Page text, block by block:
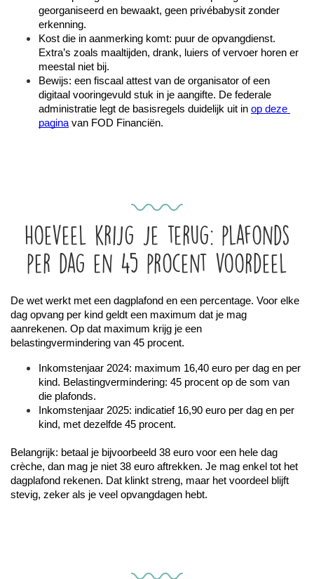
georganiseerd en bewaakt, geen privébabysit zonder
erkenning.
Kost die in aanmerking komt: puur de opvangdienst.
Extra’s zoals maaltijden, drank, luiers of vervoer horen er
meestal niet bij.
Bewijs: een fiscaal attest van de organisator of een
digitaal vooringevuld stuk in je aangifte. De federale
administratie legt de basisregels duidelijk uit in op deze
pagina van FOD Financiën.
Hoeveel krijg je terug: plafonds
per dag en 45 procent voordeel
De wet werkt met een dagplafond en een percentage. Voor elke
dag opvang per kind geldt een maximum dat je mag
aanrekenen. Op dat maximum krijg je een
belastingvermindering van 45 procent.
Inkomstenjaar 2024: maximum 16,40 euro per dag en per
kind. Belastingvermindering: 45 procent op de som van
die plafonds.
Inkomstenjaar 2025: indicatief 16,90 euro per dag en per
kind, met dezelfde 45 procent.
Belangrijk: betaal je bijvoorbeeld 38 euro voor een hele dag
crèche, dan mag je niet 38 euro aftrekken. Je mag enkel tot het
dagplafond rekenen. Dat klinkt streng, maar het voordeel blijft
stevig, zeker als je veel opvangdagen hebt.